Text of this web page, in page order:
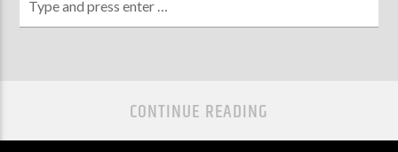
CONTINUE READING